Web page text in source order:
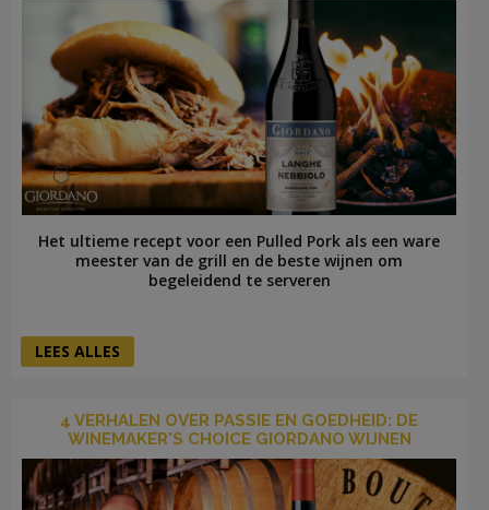
Het ultieme recept voor een Pulled Pork als een ware
meester van de grill en de beste wijnen om
begeleidend te serveren
LEES ALLES
4 VERHALEN OVER PASSIE EN GOEDHEID: DE
WINEMAKER'S CHOICE GIORDANO WIJNEN